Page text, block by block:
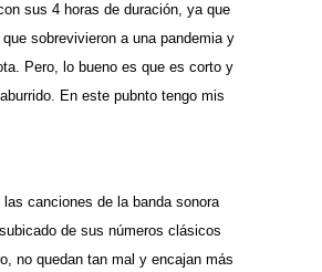
sus 4 horas de duración, ya que
sobrevivieron a una pandemia y
Pero, lo bueno es que es corto y
En este pubnto tengo mis
las canciones de la banda sonora
de sus números clásicos
no quedan tan mal y encajan más